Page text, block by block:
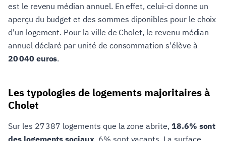
est le revenu médian annuel. En effet, celui-ci donne un
aperçu du budget et des sommes diponibles pour le choix
d'un logement. Pour la ville de Cholet, le revenu médian
annuel déclaré par unité de consommation s'élève à
20 040 euros.
Les typologies de logements majoritaires à
Cholet
Sur les 27 387 logements que la zone abrite, 18.6% sont
des logements sociaux, 6% sont vacants. La surface